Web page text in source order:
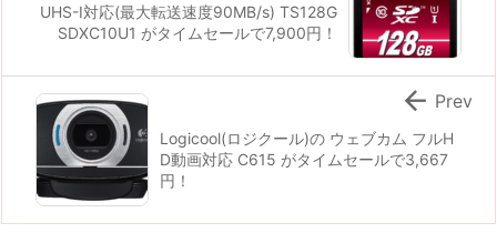
UHS-I対応(最大転送速度90MB/s) TS128G
SDXC10U1 がタイムセールで7,900円！
Logicool(ロジクール)の ウェブカム フルH
D動画対応 C615 がタイムセールで3,667
円！
 Prev